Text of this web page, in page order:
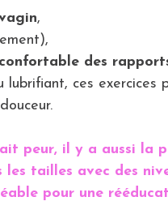
,
des
ces exercices
peur, il y a aussi la
tailles avec des
pour une